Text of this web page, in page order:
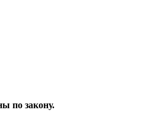
по закону.